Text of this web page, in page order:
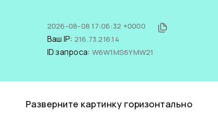
2026-08-08 17:06:32 +0000
Ваш IP: 216.73.216.14
ID запроса: W6W1MS6YMW21
Разверните картинку горизонтально